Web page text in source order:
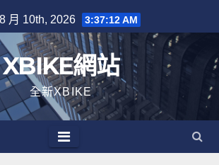
月 10th, 2026 3:37:12 AM
XBIKE網站
全新XBIKE